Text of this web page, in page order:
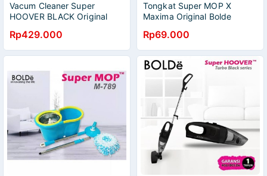
Vacum Cleaner Super
HOOVER BLACK Original
Rp429.000
Tongkat Super MOP X
Maxima Original Bolde
Rp69.000